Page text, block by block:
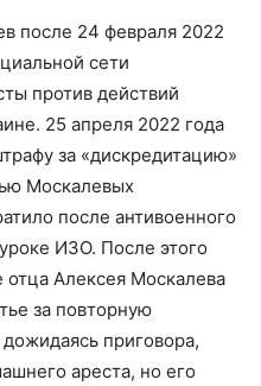
после 24 февраля 2022
сети
против действий
25 апреля 2022 года
за «дискредитацию»
Москалевых
после антивоенного
ИЗО. После этого
отца Алексея Москалева
за повторную
приговора,
ареста, но его